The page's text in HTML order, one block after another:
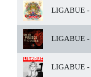
LIGABUE -
LIGABUE -
LIGABUE -